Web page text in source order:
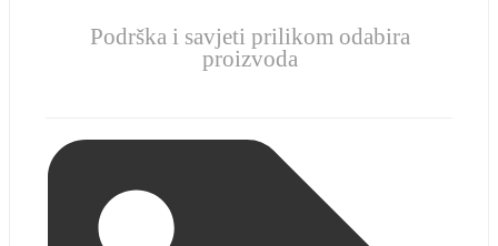
Podrška i savjeti prilikom odabira
proizvoda